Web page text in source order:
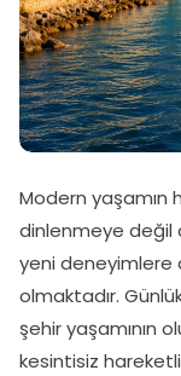
Modern yaşamın
dinlenmeye değil
yeni deneyimlere
olmaktadır.
şehir yaşamının
kesintisiz